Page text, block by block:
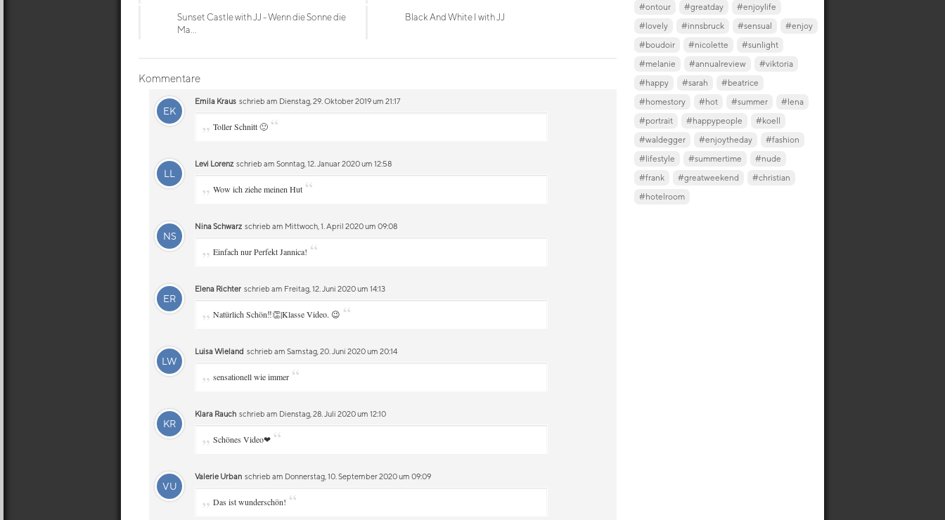
Sunset Castle with JJ - Wenn die Sonne die
Ma...
Black And White I with JJ
Kommentare
EK
Emila Kraus schrieb am Dienstag, 29. Oktober 2019 um 21:17
„ Toller Schnitt 🙂 “
LL
Levi Lorenz schrieb am Sonntag, 12. Januar 2020 um 12:58
„ Wow ich ziehe meinen Hut “
NS
Nina Schwarz schrieb am Mittwoch, 1. April 2020 um 09:08
„ Einfach nur Perfekt Jannica! “
ER
Elena Richter schrieb am Freitag, 12. Juni 2020 um 14:13
„ Natürlich Schön‼️👏|Klasse Video. 😉 “
LW
Luisa Wieland schrieb am Samstag, 20. Juni 2020 um 20:14
„ sensationell wie immer “
KR
Klara Rauch schrieb am Dienstag, 28. Juli 2020 um 12:10
„ Schönes Video❤ “
VU
Valerie Urban schrieb am Donnerstag, 10. September 2020 um 09:09
„ Das ist wunderschön! “
#ontour
#greatday
#enjoylife
#lovely
#innsbruck #sensual
#enjoy
#boudoir
#nicolette
#sunlight
#melanie
#annualreview
#viktoria
#happy
#sarah
#beatrice
#homestory
#hot #summer
#lena
#portrait
#happypeople
#koell
#waldegger
#enjoytheday
#fashion
#lifestyle
#summertime
#nude
#frank
#greatweekend
#christian
#hotelroom